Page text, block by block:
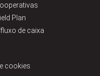
Plan
de caixa
cookies